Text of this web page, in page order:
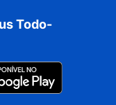
Todo-